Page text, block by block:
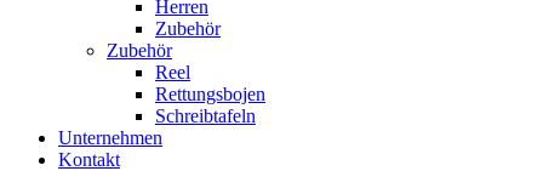
Herren
Zubehör
Zubehör
Reel
Rettungsbojen
Schreibtafeln
Unternehmen
Kontakt